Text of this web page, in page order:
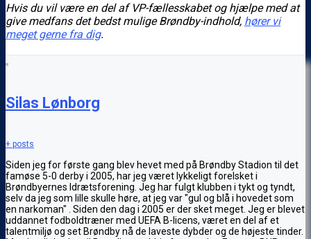
Hvis du vil være en del af VP-fællesskabet og hjælpe med at
give medfans det bedst mulige Brøndby-indhold, hører vi
meget gerne fra dig.
Silas Lønborg
+ posts
Siden jeg for første gang blev hevet med på Brøndby Stadion til det
famøse 5-0 derby i 2005, har jeg været lykkeligt forelsket i
Brøndbyernes Idrætsforening. Jeg har fulgt klubben i tykt og tyndt,
selv da jeg som lille skulle høre, at jeg var "gul og blå i hovedet som
en narkoman" . Siden den dag i 2005 er der sket meget. Jeg er blevet
uddannet fodboldtræner med UEFA B-licens, været en del af et
talentmiljø og set Brøndby nå de laveste dybder og de højeste tinder.